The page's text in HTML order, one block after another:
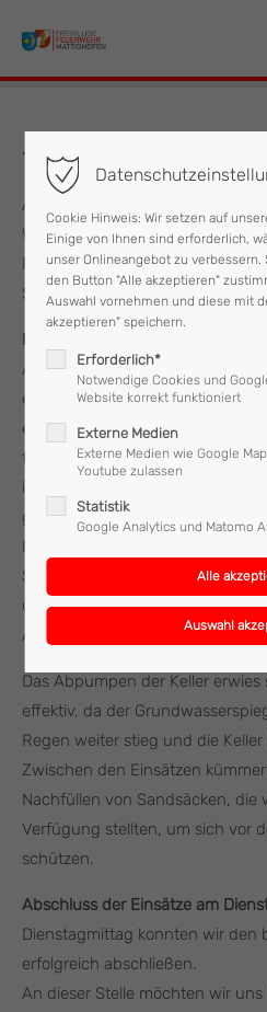
Der Eintrag "offcanvas-col1"
Der Eintrag "offcanvas-col3"
Der Eintrag "offcanvas-col4"
14.-17.09.2024
Aufgrund der angekündigten
Wochenende um den 15.09.
Freitag mit den Vorbereitungen
Sandsäcke, um uns auf mögliche
Erste Einsätze am Samstag, 14.
Am Samstag wurden wir um kurz
ersten Einsatz alarmiert. Die
einem raschen Anstieg des
folgenden Tagen, von Samstag
insgesamt 48 Einsätzen, sowohl
gerufen. Insgesamt waren 27
Feuerwehr Mattighofen im
Stadt Mattighofen.
überflutete Keller, in die
Abflüsse eindrang.
Das Abpumpen der Keller
effektiv, da der
Regen weiter stieg und die
Zwischen den Einsätzen
Nachfüllen von Sandsäcken, die
Verfügung stellten, um sich vor
schützen.
Abschluss der Einsätze am
Dienstagmittag konnten wir den
erfolgreich abschließen.
An dieser Stelle möchten wir
Cookie Hinweis: Wir setzen auf
Einige von Ihnen sind erforderlich,
unser Onlineangebot zu
den Button "Alle akzeptieren"
Auswahl vornehmen und diese mit
akzeptieren" speichern.
Erforderlich*
Notwendige Cookies und
Website korrekt funktioniert
Externe Medien
Externe Medien wie Google
Youtube zulassen
Statistik
Google Analytics und Matomo